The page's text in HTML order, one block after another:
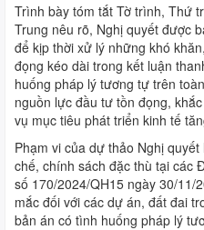
Trình bày tóm tắt Tờ trình, Thứ
Trung nêu rõ, Nghị quyết được
để kịp thời xử lý những khó
đọng kéo dài trong kết luận
huống pháp lý tương tự trên
nguồn lực đầu tư tồn đọng,
vụ mục tiêu phát triển kinh tế
Phạm vi của dự thảo Nghị
chế, chính sách đặc thù tại các
số 170/2024/QH15 ngày 30/11/
mắc đối với các dự án, đất đai
bản án có tình huống pháp lý